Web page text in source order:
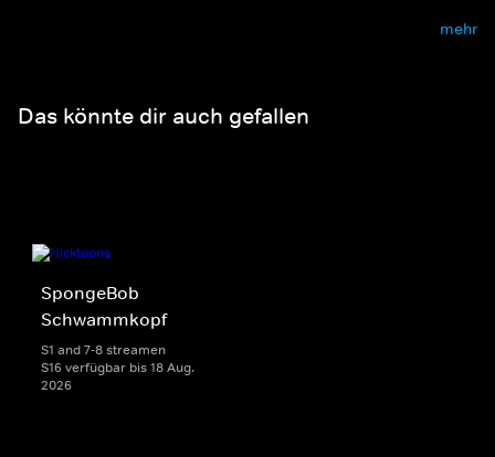
mehr
Das könnte dir auch gefallen
SpongeBob
Schwammkopf
S1 and 7-8 streamen
S16 verfügbar bis 18 Aug.
2026